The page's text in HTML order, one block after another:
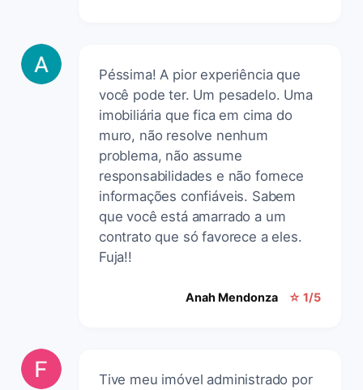
Péssima! A pior experiência que
você pode ter. Um pesadelo. Uma
imobiliária que fica em cima do
muro, não resolve nenhum
problema, não assume
responsabilidades e não fornece
informações confiáveis. Sabem
que você está amarrado a um
contrato que só favorece a eles.
Fuja!!
Anah Mendonza ☆ 1/5
Tive meu imóvel administrado por